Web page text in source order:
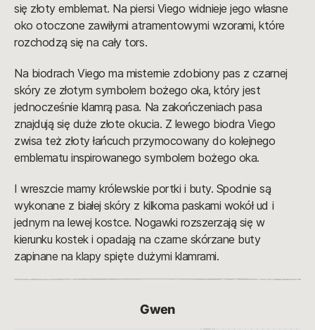
się złoty emblemat. Na piersi Viego widnieje jego własne
oko otoczone zawiłymi atramentowymi wzorami, które
rozchodzą się na cały tors.
Na biodrach Viego ma misternie zdobiony pas z czarnej
skóry ze złotym symbolem bożego oka, który jest
jednocześnie klamrą pasa. Na zakończeniach pasa
znajdują się duże złote okucia. Z lewego biodra Viego
zwisa też złoty łańcuch przymocowany do kolejnego
emblematu inspirowanego symbolem bożego oka.
I wreszcie mamy królewskie portki i buty. Spodnie są
wykonane z białej skóry z kilkoma paskami wokół ud i
jednym na lewej kostce. Nogawki rozszerzają się w
kierunku kostek i opadają na czarne skórzane buty
zapinane na klapy spięte dużymi klamrami.
Gwen